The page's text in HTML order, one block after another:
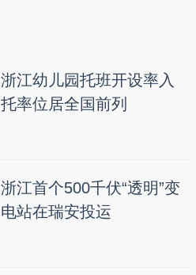
浙江幼儿园托班开设率入
托率位居全国前列
浙江首个500千伏“透明”变
电站在瑞安投运